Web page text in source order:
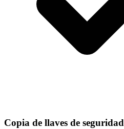
Copia de llaves de seguridad